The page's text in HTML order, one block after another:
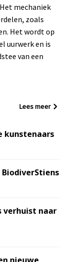
mechaniek
zoals
Het wordt op
uurwerk en is
van een
Lees meer
kunstenaars
verhuist naar